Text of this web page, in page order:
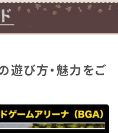
遊び方・魅力をご